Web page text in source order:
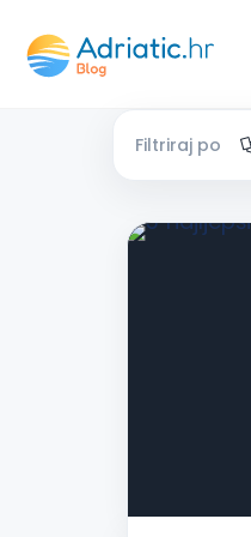
Filtriraj po